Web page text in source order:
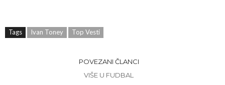
Tags Ivan Toney Top Vesti
POVEZANI ČLANCI
VIŠE U FUDBAL